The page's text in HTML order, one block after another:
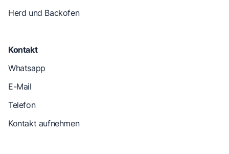
Herd und Backofen
Kontakt
Whatsapp
E-Mail
Telefon
Kontakt aufnehmen